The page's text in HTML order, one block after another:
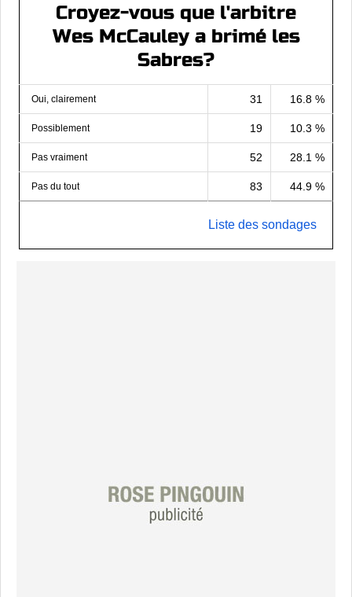
Croyez-vous que l'arbitre
Wes McCauley a brimé les
Sabres?
Oui, clairement 31 16.8 %
Possiblement 19 10.3 %
Pas vraiment 52 28.1 %
Pas du tout 83 44.9 %
Liste des sondages